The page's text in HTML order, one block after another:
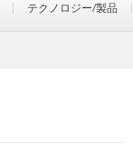
テクノロジー/製品